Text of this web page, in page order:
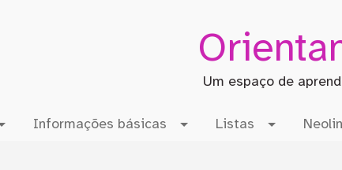
Um espaço de
Informações básicas Listas